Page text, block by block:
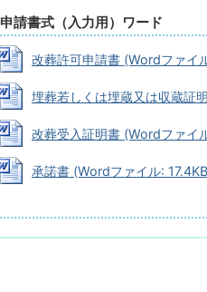
申請書式（入力用）ワード
改葬許可申請書 (Wordファイ
埋葬若しくは埋蔵又は収蔵証
改葬受入証明書 (Wordファイ
承諾書 (Wordファイル: